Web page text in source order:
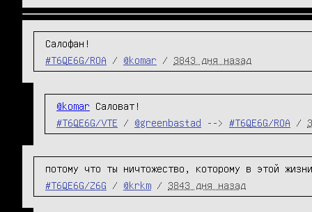
Салофан!
#T6QE6G/ROA
/ @komar / 3843 дня назад
@komar Саловат!
#T6QE6G/VTE
/ @greenbastad --> #T6QE6G/ROA /
потому что ты ничтожество, которому в этой
#T6QE6G/Z6G
/ @krkm / 3843 дня назад